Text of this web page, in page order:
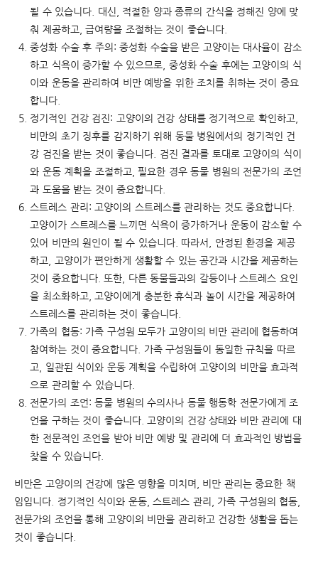
될 수 있습니다. 대신, 적절한 양과 종류의 간식을 정해진 양에 맞
춰 제공하고, 급여량을 조절하는 것이 좋습니다.
중성화 수술 후 주의: 중성화 수술을 받은 고양이는 대사율이 감소
하고 식욕이 증가할 수 있으므로, 중성화 수술 후에는 고양이의 식
이와 운동을 관리하여 비만 예방을 위한 조치를 취하는 것이 중요
합니다.
정기적인 건강 검진: 고양이의 건강 상태를 정기적으로 확인하고,
비만의 초기 징후를 감지하기 위해 동물 병원에서의 정기적인 건
강 검진을 받는 것이 좋습니다. 검진 결과를 토대로 고양이의 식이
와 운동 계획을 조절하고, 필요한 경우 동물 병원의 전문가의 조언
과 도움을 받는 것이 중요합니다.
스트레스 관리: 고양이의 스트레스를 관리하는 것도 중요합니다.
고양이가 스트레스를 느끼면 식욕이 증가하거나 운동이 감소할 수
있어 비만의 원인이 될 수 있습니다. 따라서, 안정된 환경을 제공
하고, 고양이가 편안하게 생활할 수 있는 공간과 시간을 제공하는
것이 중요합니다. 또한, 다른 동물들과의 갈등이나 스트레스 요인
을 최소화하고, 고양이에게 충분한 휴식과 놀이 시간을 제공하여
스트레스를 관리하는 것이 좋습니다.
가족의 협동: 가족 구성원 모두가 고양이의 비만 관리에 협동하여
참여하는 것이 중요합니다. 가족 구성원들이 동일한 규칙을 따르
고, 일관된 식이와 운동 계획을 수립하여 고양이의 비만을 효과적
으로 관리할 수 있습니다.
전문가의 조언: 동물 병원의 수의사나 동물 행동학 전문가에게 조
언을 구하는 것이 좋습니다. 고양이의 건강 상태와 비만 관리에 대
한 전문적인 조언을 받아 비만 예방 및 관리에 더 효과적인 방법을
찾을 수 있습니다.
비만은 고양이의 건강에 많은 영향을 미치며, 비만 관리는 중요한 책
임입니다. 정기적인 식이와 운동, 스트레스 관리, 가족 구성원의 협동,
전문가의 조언을 통해 고양이의 비만을 관리하고 건강한 생활을 돕는
것이 좋습니다.